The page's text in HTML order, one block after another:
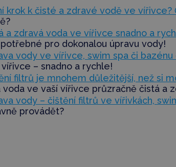
krok k čisté a zdravé vodě ve vířivce?
a zdravá voda ve vířivce snadno a
pro dokonalou úpravu vody!
vody ve vířivce, swim spa či bazénu
– snadno a rychle!
filtrů je mnohem důležitější, než si
voda ve vaší vířivce průzračně čistá a
vody – čištění filtrů ve vířivkách,
provádět?